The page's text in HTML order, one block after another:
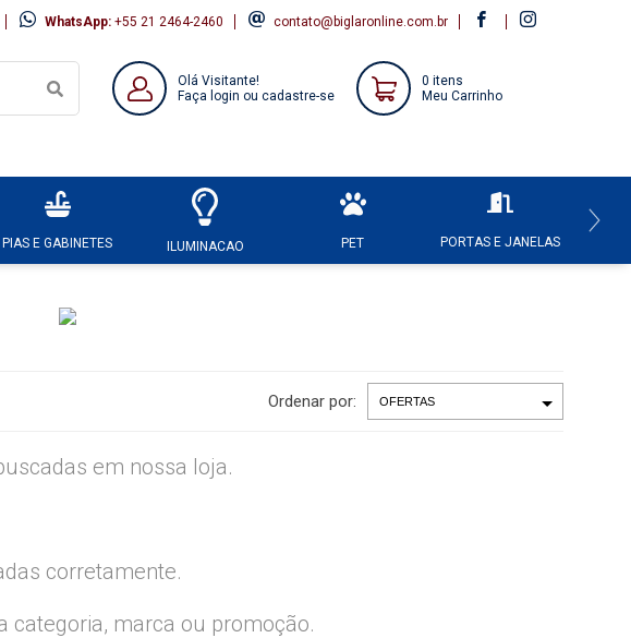
WhatsApp: +55 21 2464-2460 contato@biglaronline.com.br
Olá Visitante!
Faça login ou cadastre-se
0 itens
Meu Carrinho
PIAS E GABINETES ILUMINACAO PET PORTAS E JANELAS
Ordenar por:
em nossa loja.
corretamente.
categoria, marca ou promoção.